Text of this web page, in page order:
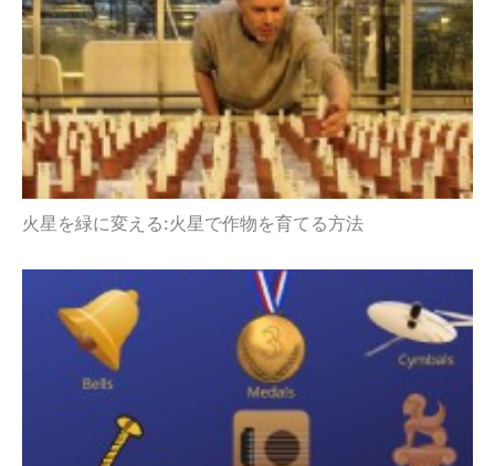
火星を緑に変える:火星で作物を育てる方法